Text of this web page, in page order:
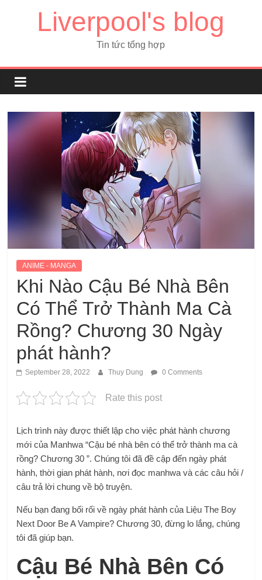
Liverpool's blog
Tin tức tổng hợp
ANIME - MANGA
Khi Nào Cậu Bé Nhà Bên
Có Thể Trở Thành Ma Cà
Rồng? Chương 30 Ngày
phát hành?
September 28, 2022 Thuy Dung 0 Comments
Rate this post
Lịch trình này được thiết lập cho việc phát hành chương
mới của Manhwa “Cậu bé nhà bên có thể trở thành ma cà
rồng? Chương 30 ”. Chúng tôi đã đề cập đến ngày phát
hành, thời gian phát hành, nơi đọc manhwa và các câu hỏi /
câu trả lời chung về bộ truyện.
Nếu bạn đang bối rối về ngày phát hành của Liệu The Boy
Next Door Be A Vampire? Chương 30, đừng lo lắng, chúng
tôi đã giúp bạn.
Cậu Bé Nhà Bên Có